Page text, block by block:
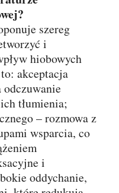
szereg
i
hiobowych
akceptacja
tłumienia;
– rozmowa z
wsparcia, co
i
oddychanie,